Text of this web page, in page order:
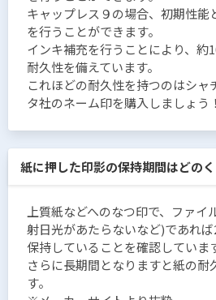
キャップレス９の場合、初期性能
を行うことができます。
インキ補充を行うことにより、約
耐久性を備えています。
これほどの耐久性を持つのはシャ
タ社のネーム印を購入しましょう！
紙に押した印影の保持期間はどの
上質紙などへのなつ印で、ファイ
射日光があたらないなど)であれ
保持していることを確認していま
さらに長期間となりますと紙の耐
す。